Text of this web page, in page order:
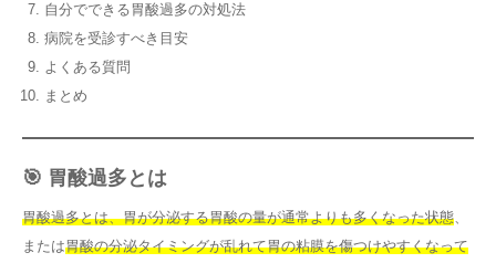
自分でできる胃酸過多の対処法
病院を受診すべき目安
よくある質問
まとめ
🎯 胃酸過多とは
胃酸過多とは、胃が分泌する胃酸の量が通常よりも多くなった状態、
または胃酸の分泌タイミングが乱れて胃の粘膜を傷つけやすくなって